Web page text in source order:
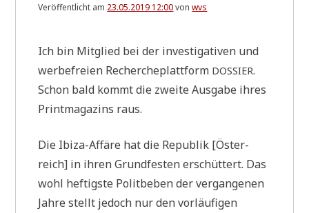
Veröffentlicht am 23.05.2019 12:00vonwvs
Ich bin Mit­glied bei der inve­sti­ga­ti­ven und
wer­be­frei­en Recher­che­platt­form DOSSIER.
Schon bald kommt die zwei­te Aus­ga­be ihres
Print­ma­ga­zins raus.
Die Ibi­za-Affä­re hat die Repu­blik [Öster­
reich] in ihren Grund­fe­sten erschüt­tert. Das
wohl hef­tig­ste Polit­be­ben der ver­gan­ge­nen
Jah­re stellt jedoch nur den vor­läu­fi­gen